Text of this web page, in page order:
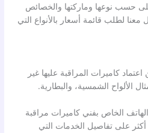
على حسب نوعها وماركتها والخصائص
معنا لطلب قائمة أسعار بالأنواع التي
كاميرات المراقبة عليها غير
الألواح الشمسية، والبطارية.
الخاص بفني كاميرات مراقبة
على تفاصيل الخدمات التي